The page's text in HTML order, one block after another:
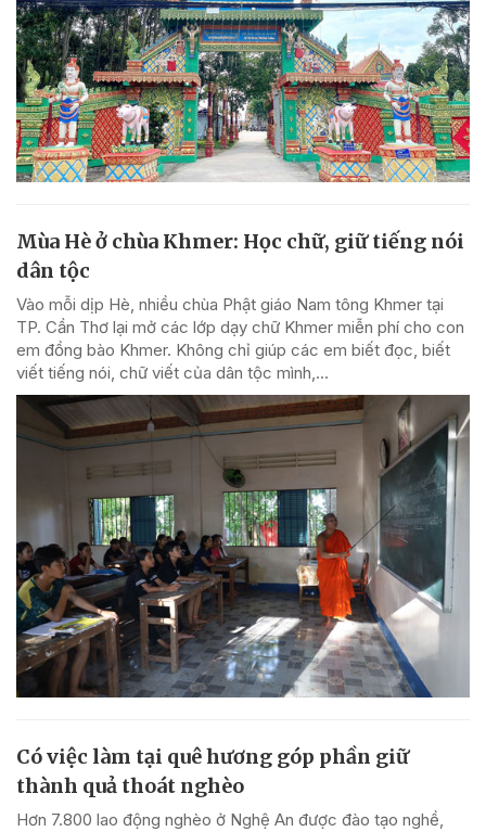
Mùa Hè ở chùa Khmer: Học chữ, giữ tiếng nói
dân tộc
Vào mỗi dịp Hè, nhiều chùa Phật giáo Nam tông Khmer tại
TP. Cần Thơ lại mở các lớp dạy chữ Khmer miễn phí cho con
em đồng bào Khmer. Không chỉ giúp các em biết đọc, biết
viết tiếng nói, chữ viết của dân tộc mình,...
Có việc làm tại quê hương góp phần giữ
thành quả thoát nghèo
Hơn 7.800 lao động nghèo ở Nghệ An được đào tạo nghề,